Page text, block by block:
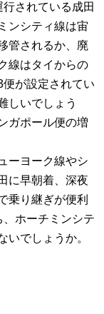
されている成田
ンシティ線は宙
管されるか、廃
線はタイからの
が設定されてい
しいでしょう
ガポール便の増
ーヨーク線やシ
に早朝着、深夜
乗り継ぎが便利
ホーチミンシテ
いでしょうか。